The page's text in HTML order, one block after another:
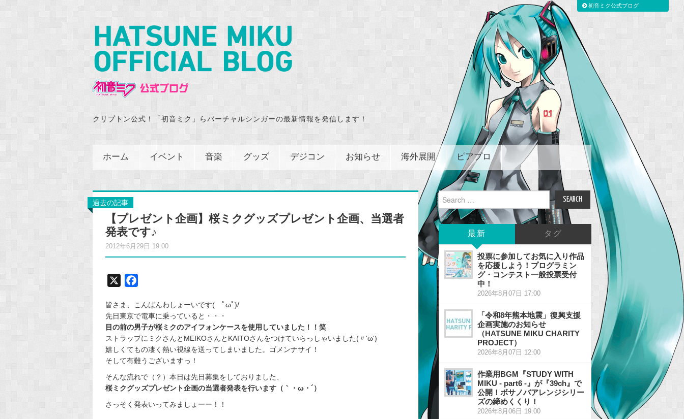
クリプトン公式！「初音ミク」らバーチャルシンガーの最新情報を発信します！
ホーム イベント 音楽 グッズ デジコン お知らせ 海外展開 ピアプロ
過去の記事
【プレゼント企画】桜ミクグッズプレゼント企画、当選者
発表です♪
2012年6月29日 19:00
c
e
b
o
o
皆さま、こんばんわしょーいです( ﾟωﾟ)/
先日東京で電車に乗っていると・・・
目の前の男子が桜ミクのアイフォンケースを使用していました！！笑
ストラップにミクさんとMEIKOさんとKAITOさんをつけていらっしゃいました(〃'ω')
嬉しくてもの凄く熱い視線を送ってしまいました。ゴメンナサイ！
そして有難うございますっ！
そんな流れで（？）本日は先日募集をしておりました、
桜ミクグッズプレゼント企画の当選者発表を行います（｀・ω・´）
さっそく発表いってみましょーー！！
Search
for:
最新 タグ
投票に参加してお気に入り作品
を応援しよう！プログラミン
グ・コンテスト一般投票受付
中！
2026年8月07日 17:00
「令和8年熊本地震」復興支援
企画実施のお知らせ
（HATSUNE MIKU CHARITY
PROJECT）
2026年8月07日 12:00
作業用BGM『STUDY WITH
MIKU - part6 -』が『39ch』で
公開！ボサノバアレンジシリー
ズの締めくくり！
2026年8月06日 19:00
初音ミク公式ブログ